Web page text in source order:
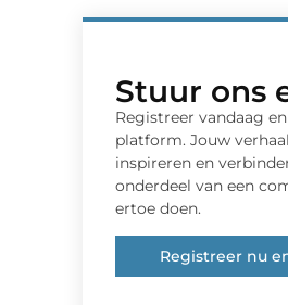
Stuur ons
Registreer vandaag
platform. Jouw
inspireren en
onderdeel van een
ertoe doen.
Registreer nu